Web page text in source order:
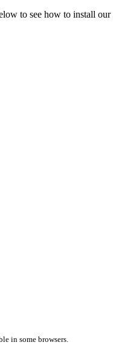
to see how to install our
in some browsers.